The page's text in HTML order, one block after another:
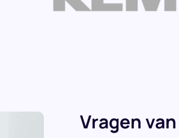
Vragen